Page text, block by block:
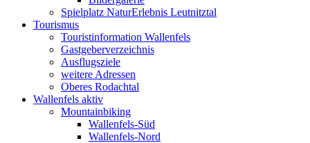
Spielplatz NaturErlebnis Leutnitztal
Tourismus
Touristinformation Wallenfels
Gastgeberverzeichnis
Ausflugsziele
weitere Adressen
Oberes Rodachtal
Wallenfels aktiv
Mountainbiking
Wallenfels-Süd
Wallenfels-Nord